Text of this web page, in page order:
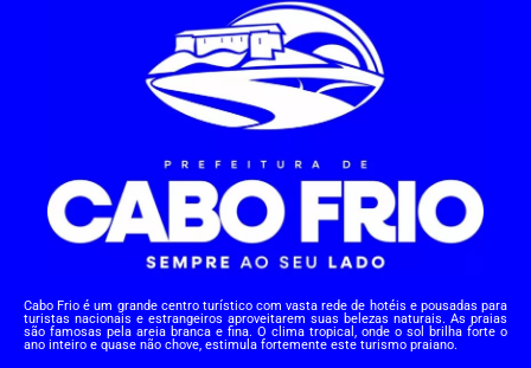
Cabo Frio é um grande centro turístico com vasta rede de hotéis e pousadas para
turistas nacionais e estrangeiros aproveitarem suas belezas naturais. As praias
são famosas pela areia branca e fina. O clima tropical, onde o sol brilha forte o
ano inteiro e quase não chove, estimula fortemente este turismo praiano.